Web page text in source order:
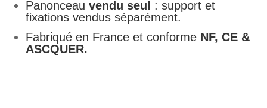
Panonceau vendu seul
: support et
fixations vendus séparément.
Fabriqué en France et conforme NF, CE &
ASCQUER.